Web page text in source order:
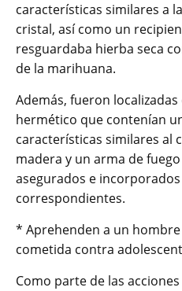
características similares a
cristal, así como un
resguardaba hierba seca
de la marihuana.
Además, fueron
hermético que contenían
características similares al
madera y un arma de
asegurados e
correspondientes.
* Aprehenden a un
cometida contra
Como parte de las